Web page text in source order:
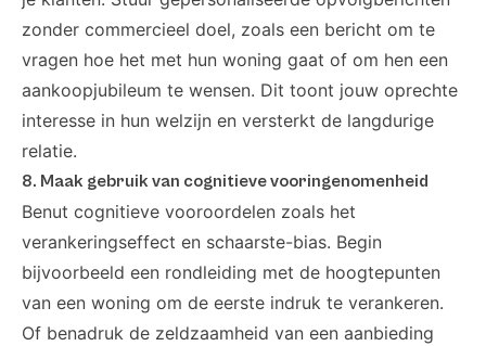
zonder commercieel doel, zoals een bericht om te
vragen hoe het met hun woning gaat of om hen een
aankoopjubileum te wensen. Dit toont jouw oprechte
interesse in hun welzijn en versterkt de langdurige
relatie.
8. Maak gebruik van cognitieve vooringenomenheid
Benut cognitieve vooroordelen zoals het
verankeringseffect en schaarste-bias. Begin
bijvoorbeeld een rondleiding met de hoogtepunten
van een woning om de eerste indruk te verankeren.
Of benadruk de zeldzaamheid van een aanbieding